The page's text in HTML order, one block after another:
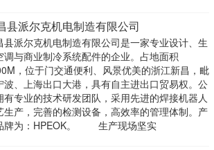
县派尔克机电制造有限公司
县派尔克机电制造有限公司是一家专业设计、生
调与商业制冷系统配件的企业。占地面积
，位于门交通便利、风景优美的浙江新昌，毗
波、上海出口大港，具有自主进出口贸易权。公
有专业的技术研发团队，采用先进的焊接机器人
生产，完善的检测设备，高效率的管理体制。产
牌为：HPEOK。 生产现场坚实